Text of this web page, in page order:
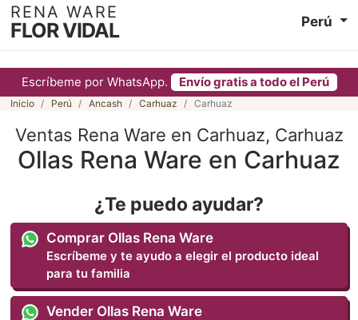
Escríbeme por WhatsApp. Envío gratis a todo el Perú
RENA WARE
FLOR VIDAL Perú
Inicio Perú Ancash Carhuaz Carhuaz
Ventas Rena Ware en Carhuaz, Carhuaz
Ollas Rena Ware en Carhuaz
¿Te puedo ayudar?
Comprar Ollas Rena Ware
Escríbeme y te ayudo a elegir el producto ideal
para tu familia
Vender Ollas Rena Ware